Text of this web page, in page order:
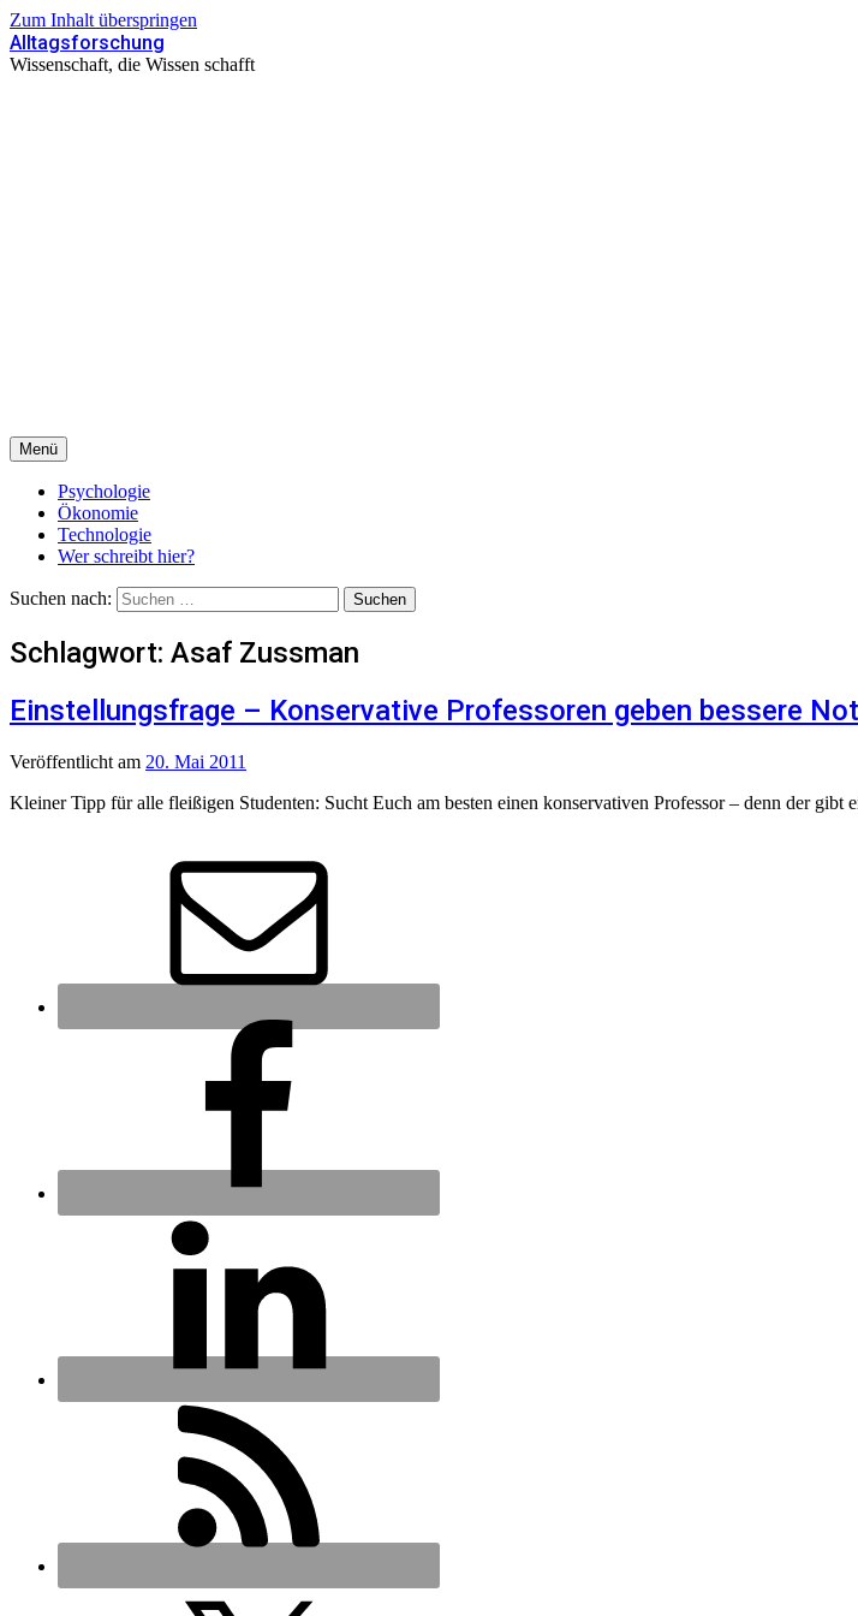
Zum Inhalt überspringen
Alltagsforschung
Wissenschaft, die Wissen schafft
Menü
Psychologie
Ökonomie
Technologie
Wer schreibt hier?
Suchen nach:
Schlagwort: Asaf Zussman
Einstellungsfrage – Konservative Professoren geben bessere
Veröffentlicht am 20. Mai 2011
Kleiner Tipp für alle fleißigen Studenten: Sucht Euch am besten einen konservativen Professor – denn der gibt